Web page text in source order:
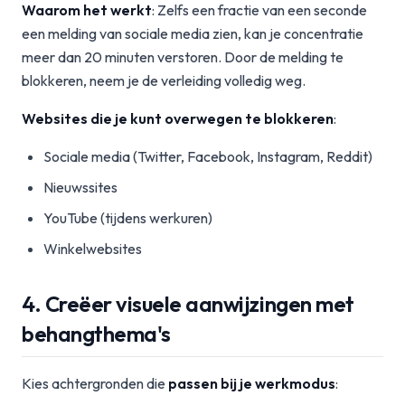
Waarom het werkt: Zelfs een fractie van een seconde
een melding van sociale media zien, kan je concentratie
meer dan 20 minuten verstoren. Door de melding te
blokkeren, neem je de verleiding volledig weg.
Websites die je kunt overwegen te blokkeren:
Sociale media (Twitter, Facebook, Instagram, Reddit)
Nieuwssites
YouTube (tijdens werkuren)
Winkelwebsites
4. Creëer visuele aanwijzingen met
behangthema's
Kies achtergronden die passen bij je werkmodus: